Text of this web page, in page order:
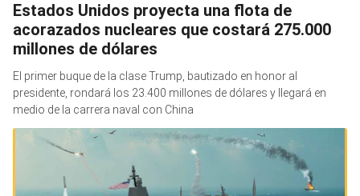
Estados Unidos proyecta una flota de
acorazados nucleares que costará 275.000
millones de dólares
El primer buque de la clase Trump, bautizado en honor al
presidente, rondará los 23.400 millones de dólares y llegará en
medio de la carrera naval con China